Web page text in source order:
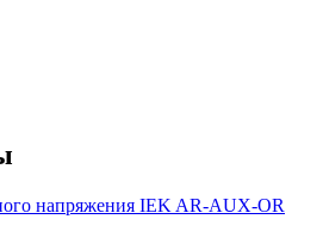
напряжения IEK AR-AUX-OR